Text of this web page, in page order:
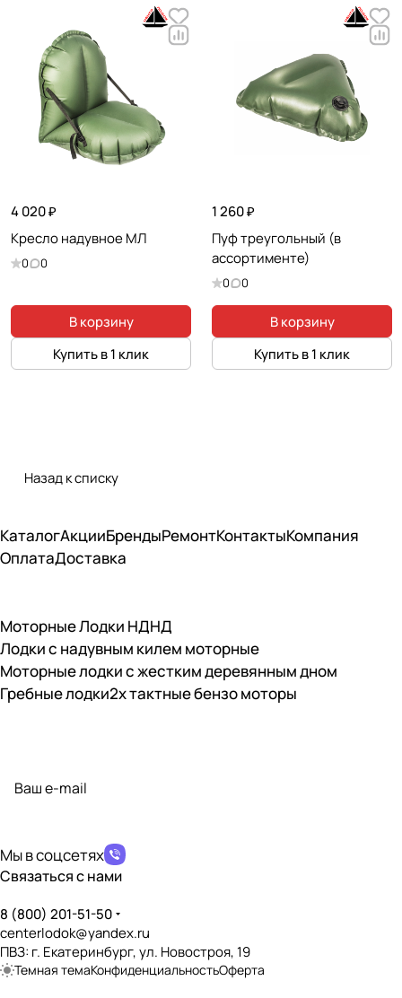
4 020 ₽
Кресло надувное МЛ
0 0
В корзину
Купить в 1 клик
1 260 ₽
Пуф треугольный (в
ассортименте)
0 0
В корзину
Купить в 1 клик
Назад к списку
КаталогАкцииБрендыРемонтКонтактыКомпания
ОплатаДоставка
Моторные Лодки НДНД
Лодки с надувным килем моторные
Моторные лодки с жестким деревянным дном
Гребные лодки2х тактные бензо моторы
Мы в соцсетях
Связаться с нами
8 (800) 201-51-50
centerlodok@yandex.ru
ПВЗ: г. Екатеринбург, ул. Новостроя, 19
Темная темаКонфиденциальностьОферта